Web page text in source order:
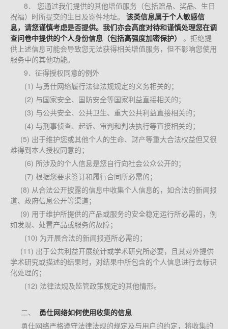
8． 您通过我们提供的其他增值服务（包括赠品、奖品、生日
祝福）时所提交的生日及寄件地址。
该类信息属于个人敏感信
息，请您谨慎考虑是否提供。我们亦会高度对待和谨慎处理您在调
查问卷中提供的个人身份信息（包括高强度加密保护）
。拒绝提
供上述信息可能会导致您无法获得相关增值服务，但不影响您使用
服务中的其他功能。
9．征得授权同意的例外
(1) 与勇仕网络履行法律法规规定的义务相关的；
(2) 与国家安全、国防安全等国家利益直接相关的；
(3) 与公共安全、公共卫生、重大公共利益直接相关的；
(4) 与刑事侦查、起诉、审判和判决执行等直接相关的；
(5) 出于维护您或其他个人的生命、财产等重大合法权益但又很
难得到本人授权同意的；
(6) 所涉及的个人信息是您自行向社会公众公开的；
(7) 根据您要求签订和履行合同所必需的；
(8) 从合法公开披露的信息中收集个人信息的，如合法的新闻报
道、政府信息公开等渠道；
(9) 用于维护所提供的产品或服务的安全稳定运行所必需的，例
如发现、处置产品或服务的故障；
(10) 为开展合法的新闻报道所必需的；
(11) 出于公共利益开展统计或学术研究所必要，且其对外提供
学术研究或描述的结果时，对结果中所包含的个人信息进行去标识
化处理的；
(12) 法律法规及监管政策规定的其他情形。
二、
勇仕网络如何使用收集的信息
勇仕网络严格遵守法律法规的规定及与用户的约定，将收集的